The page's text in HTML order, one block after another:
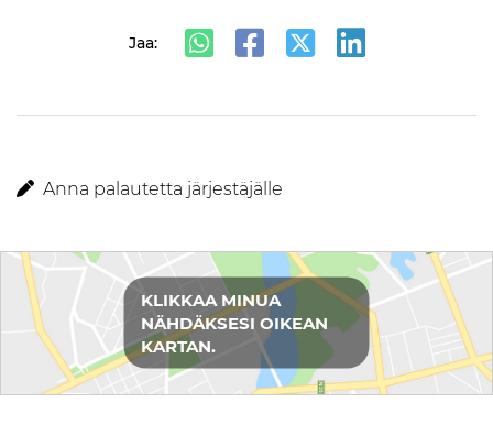
Jaa:
Anna palautetta järjestäjälle
Reittiohjeet
KLIKKAA MINUA
NÄHDÄKSESI OIKEAN
KARTAN.